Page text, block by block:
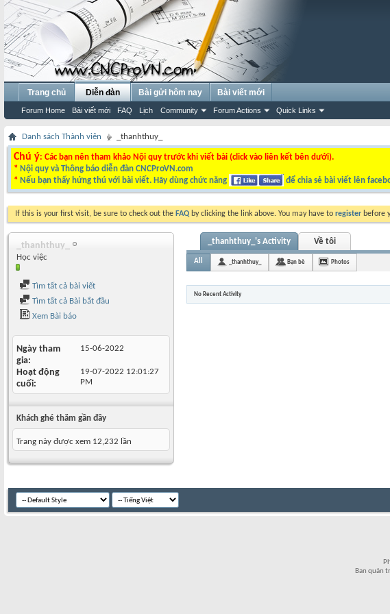
Trang chủ Diễn đàn
Forum Home Bài viết mới FAQ Lịch Community Forum Actions Quick Links
Bài gửi hôm nay Bài viết mới
Danh sách Thành viên _thanhthuy_
Chú ý: Các bạn nên tham khảo Nội quy trước khi viết bài (click vào liên kết bên dưới).
* Nội quy và Thông báo diễn đàn CNCProVN.com
* Nếu bạn thấy hứng thú với bài viết. Hãy dùng chức năng để chia sẻ bài viết lên
If this is your first visit, be sure to check out the FAQ by clicking the link above. You may have to register before
_thanhthuy_
Học việc
Tìm tất cả bài viết
Tìm tất cả Bài bắt đầu
Xem Bài báo
Ngày tham
gia
15-06-2022
Hoạt động
cuối
19-07-2022 12:01:27
PM
Khách ghé thăm gần đây
Trang này được xem 12,232 lần
_thanhthuy_'s Activity Về tôi
All _thanhthuy_ Bạn bè Photos
No Recent Activity
Ban quản